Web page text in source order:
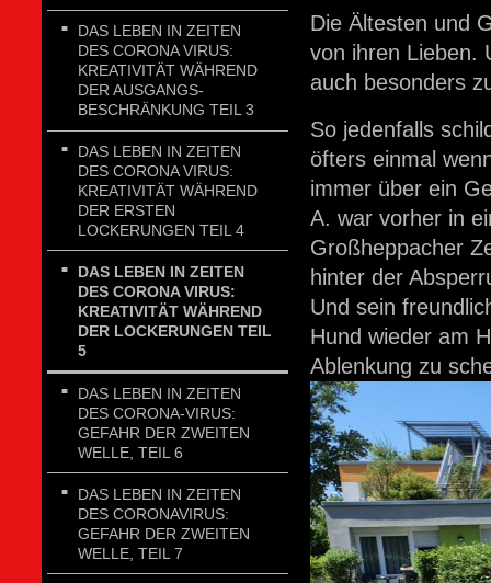
DAS LEBEN IN ZEITEN
DES CORONA VIRUS:
KREATIVITÄT WÄHREND
DER AUSGANGS-
BESCHRÄNKUNG TEIL 3
DAS LEBEN IN ZEITEN
DES CORONA VIRUS:
KREATIVITÄT WÄHREND
DER ERSTEN
LOCKERUNGEN TEIL 4
DAS LEBEN IN ZEITEN
DES CORONA VIRUS:
KREATIVITÄT WÄHREND
DER LOCKERUNGEN TEIL
5
DAS LEBEN IN ZEITEN
DES CORONA-VIRUS:
GEFAHR DER ZWEITEN
WELLE, TEIL 6
DAS LEBEN IN ZEITEN
DES CORONAVIRUS:
GEFAHR DER ZWEITEN
WELLE, TEIL 7
Die Ältesten und
von ihren Lieben.
auch besonders
So jedenfalls
öfters einmal
immer über ein
A. war vorher in
Großheppacher
hinter der
Und sein
Hund wieder am
Ablenkung zu